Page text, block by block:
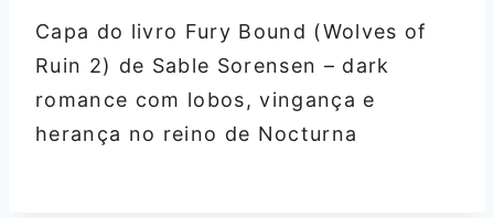
Capa do livro Fury Bound (Wolves of
Ruin 2) de Sable Sorensen – dark
romance com lobos, vingança e
herança no reino de Nocturna